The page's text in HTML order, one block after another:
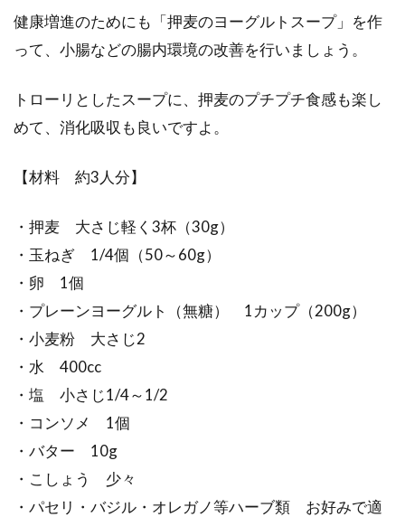
健康増進のためにも「押麦のヨーグルトスープ」を作
って、小腸などの腸内環境の改善を行いましょう。
トローリとしたスープに、押麦のプチプチ食感も楽し
めて、消化吸収も良いですよ。
【材料 約3人分】
・押麦 大さじ軽く3杯（30g）
・玉ねぎ 1/4個（50～60g）
・卵 1個
・プレーンヨーグルト（無糖） 1カップ（200g）
・小麦粉 大さじ2
・水 400cc
・塩 小さじ1/4～1/2
・コンソメ 1個
・バター 10g
・こしょう 少々
・パセリ・バジル・オレガノ等ハーブ類 お好みで適